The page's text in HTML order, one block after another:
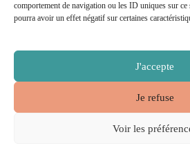
comportement de navigation ou les ID uniques sur ce
pourra avoir un effet négatif sur certaines
J'accepte
Je refuse
Voir les